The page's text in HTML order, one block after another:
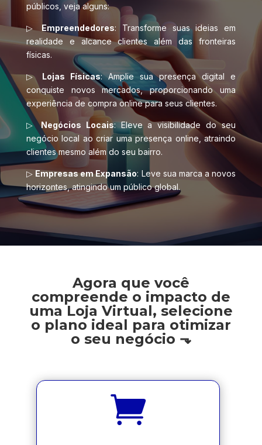
públicos, veja alguns:
▷ Empreendedores: Transforme suas ideias em
realidade e alcance clientes além das fronteiras
físicas.
▷ Lojas Físicas: Amplie sua presença digital e
conquiste novos mercados, proporcionando uma
experiência de compra online para seus clientes.
▷Negócios Locais: Eleve a visibilidade do seu
negócio local ao criar uma presença online, atraindo
clientes mesmo além do seu bairro.
▷ Empresas em Expansão: Leve sua marca a novos
horizontes, atingindo um público global.
Agora que você
compreende o impacto de
uma Loja Virtual, selecione
o plano ideal para otimizar
o seu negócio ⬎
